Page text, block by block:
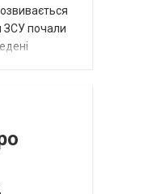
ЗСУ почали